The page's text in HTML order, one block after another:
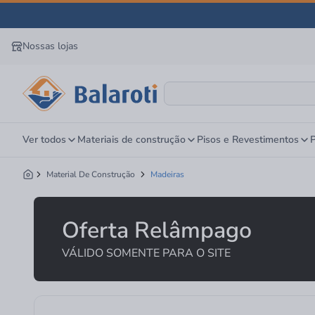
Nossas lojas
Ver todos Materiais de construção Pisos e Revestimentos
Material De Construção Madeiras
Oferta Relâmpago
VÁLIDO SOMENTE PARA O SITE